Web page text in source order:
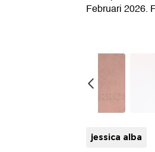
Februari 2026.
jessica alba